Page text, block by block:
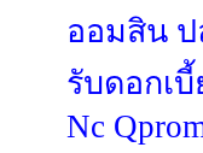
ออมสิน
รับดอกเ
Nc